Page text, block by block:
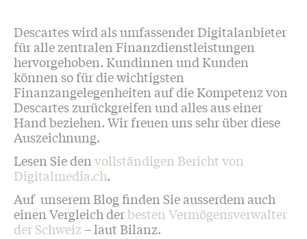
Descartes wird als umfassender Digitalanbieter
für alle zentralen Finanzdienstleistungen
hervorgehoben. Kundinnen und Kunden
können so für die wichtigsten
Finanzangelegenheiten auf die Kompetenz von
Descartes zurückgreifen und alles aus einer
Hand beziehen. Wir freuen uns sehr über diese
Auszeichnung.
Lesen Sie den vollständigen Bericht von
Digitalmedia.ch.
Auf unserem Blog finden Sie ausserdem auch
einen Vergleich derbesten Vermögensverwalter
der Schweiz– laut Bilanz.